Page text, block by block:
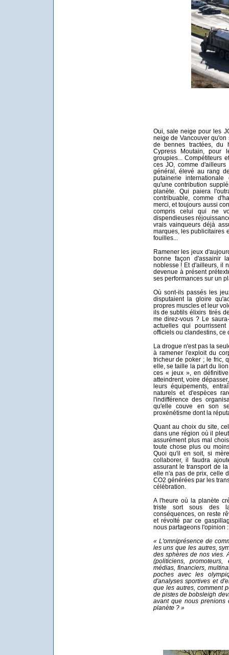
Oui, sale neige pour les
neige de Vancouver
de bennes tractées, du
Cypress Moutain, pour
groupies... Compétiteurs
ces JO, comme
général, élevé au rang
putainerie
qu'une contribution
planète. Qui paiera
contribuable, comme
merci, et toujours aussi
compris celui qui ne
dispendieuses
vrais vainqueurs déjà
marques, les publicitaires
fouilles...
Ramener les jeux
bonne façon d'assainir
noblesse ! Et d'ailleurs, il
devenue à présent
ses performances sur un
Où sont-ils passés les
disputaient la gloire
propres muscles et leur
ils de subtils élixirs tirés
me direz-vous ? Le
actuelles qui
officiels ou clandestins, ce
La drogue n'est pas la
à ramener l'exploit du
tricheur de poker ; le fric,
elle, se taille la part du
ces « jeux », en
atteindrent, voire
leurs équipements,
naturels et d'espèces
l'indifférence des
qu'elle couve en son
proxénétisme dont la
Quant au choix du site,
dans une région où il
assurément plus mal
toute chose plus ou
Quoi qu'il en soit, si
collaborer, il faudra
assurant le transport de
elle n'a pas de prix, celle
CO2 générées par les
célébration.
A l'heure où la planète
triste sort sous des
conséquences, on reste
et révolté par ce
nous partageons l'opinion :
« L'omniprésence de
les uns que les autres,
des sphères de nos vies.
(politiciens, promoteurs,
médias, financiers,
poches avec les
d'analyses sportives et
que les autres, comment
de pistes de bobsleigh
avant que nous prenions
planète ? »